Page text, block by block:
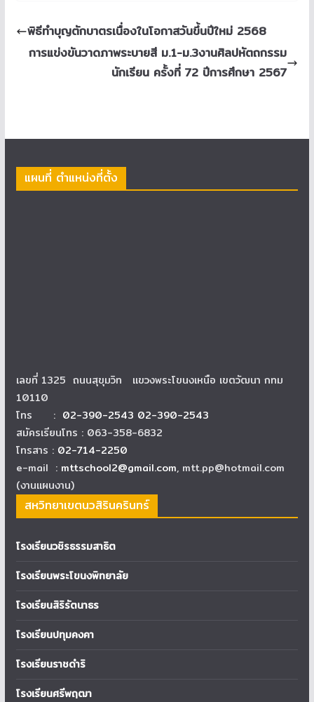
พิธีทำบุญตักบาตรเนื่องในโอกาสวันขึ้นปีใหม่ 2568
การแข่งขันวาดภาพระบายสี ม.1-ม.3งานศิลปหัตถกรรม
นักเรียน ครั้งที่ 72 ปีการศึกษา 2567
แผนที่ ตำแหน่งที่ตั้ง
เลขที่ 1325 ถนนสุขุมวิท แขวงพระโขนงเหนือ เขตวัฒนา กทม
10110
โทร : 02-390-2543 02-390-2543
สมัครเรียนโทร : 063-358-6832
โทรสาร : 02-714-2250
e-mail : mttschool2@gmail.com, mtt.pp@hotmail.com
(งานแผนงาน)
สหวิทยาเขตนวสิรินครินทร์
โรงเรียนวชิรธรรมสาธิต
โรงเรียนพระโขนงพิทยาลัย
โรงเรียนสิริรัตนาธร
โรงเรียนปทุมคงคา
โรงเรียนราชดำริ
โรงเรียนศรีพฤฒา